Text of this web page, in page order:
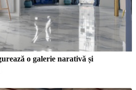
o galerie narativă și